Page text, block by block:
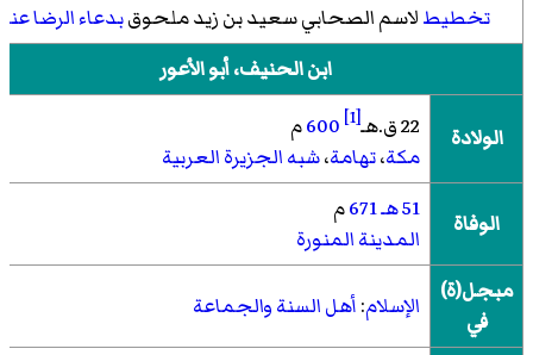
تخطيطلاسم الصحابي سعيد بن زيد ملحوقبدعاء الرضا عنه
ابن الحنيف، أبو الأعور
الولادة 22 ق.هـ [1]
600م
مكة،تهامة،شبه الجزيرة العربية
الوفاة 51 هـ 671م
المدينة المنورة
مبجل(ة)
في
الإسلام:أهل السنة والجماعة